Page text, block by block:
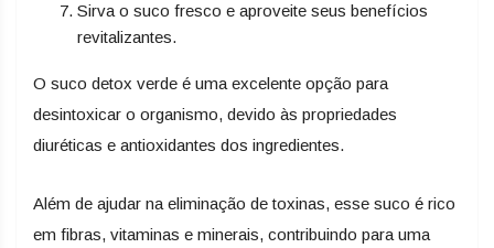
Sirva o suco fresco e aproveite seus benefícios
revitalizantes.
O suco detox verde é uma excelente opção para
desintoxicar o organismo, devido às propriedades
diuréticas e antioxidantes dos ingredientes.
Além de ajudar na eliminação de toxinas, esse suco é rico
em fibras, vitaminas e minerais, contribuindo para uma